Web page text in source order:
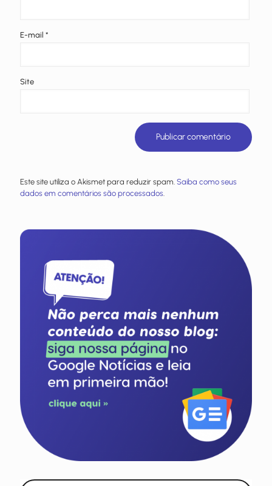
E-mail *
Site
Este site utiliza o Akismet para reduzir spam. Saiba como seus
dados em comentários são processados